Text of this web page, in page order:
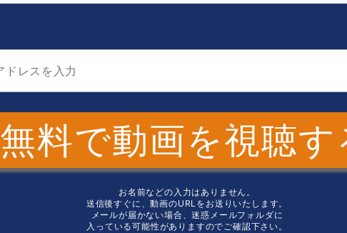
無料で動画を視聴す
お名前などの入力はありません。
送信後すぐに、動画のURLをお送りいたします。
メールが届かない場合、迷惑メールフォルダに
入っている可能性がありますのでご確認下さい。